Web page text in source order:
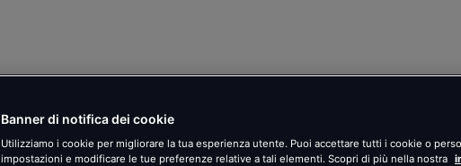
Banner di notifica dei cookie
Utilizziamo i cookie per migliorare la tua esperienza utente. Puoi accettare tutti i cookie o
impostazioni e modificare le tue preferenze relative a tali elementi. Scopri di più nella nostra